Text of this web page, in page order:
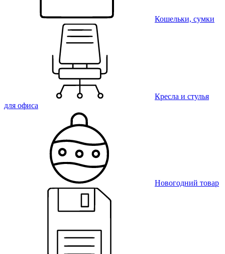
Кошельки, сумки
Кресла и стулья
для офиса
Новогодний товар